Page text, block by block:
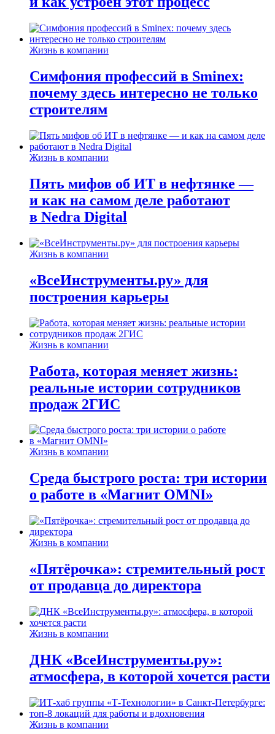
Жизнь в компании
Симфония профессий в Sminex:
почему здесь интересно не только
строителям
Жизнь в компании
Пять мифов об ИТ в нефтянке —
и как на самом деле работают
в Nedra Digital
Жизнь в компании
«ВсеИнструменты.ру» для
построения карьеры
Жизнь в компании
Работа, которая меняет жизнь:
реальные истории сотрудников
продаж 2ГИС
Жизнь в компании
Среда быстрого роста: три истории
о работе в «Магнит OMNI»
Жизнь в компании
«Пятёрочка»: стремительный рост
от продавца до директора
Жизнь в компании
ДНК «ВсеИнструменты.ру»:
атмосфера, в которой хочется расти
Жизнь в компании